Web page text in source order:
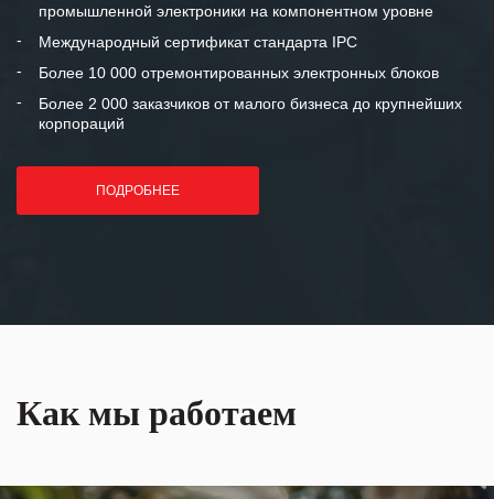
отношения и искренне желаем
«Инженерной компании «555» долгих
промышленной электроники на компонентном уровне
Международный сертификат стандарта IPC
Более 10 000 отремонтированных электронных блоков
Более 2 000 заказчиков от малого бизнеса до крупнейших
корпораций
ПОДРОБНЕЕ
Как мы работаем